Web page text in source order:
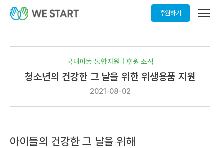
후원하기
메
열
국내아동 통합지원 | 후원 소식
청소년의 건강한 그 날을 위한 위생용품 지원
2021-08-02
아이들의 건강한 그 날을 위해